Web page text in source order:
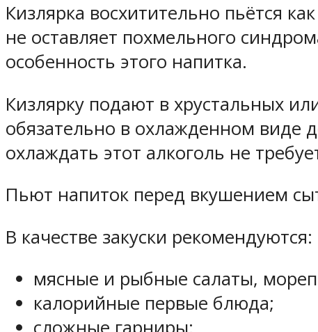
Кизлярка восхитительно пьётся
не оставляет похмельного
особенность этого напитка.
Кизлярку подают в хрустальных
обязательно в охлажденном виде
охлаждать этот алкоголь не
Пьют напиток перед вкушением
В качестве закуски рекомендуются:
мясные и рыбные салаты,
калорийные первые блюда;